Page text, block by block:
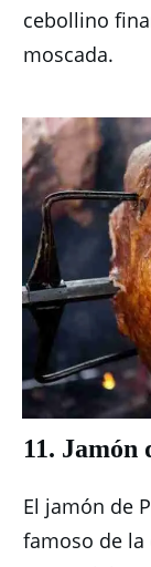
cebollino
moscada.
11. Jamón
El jamón de
famoso de la